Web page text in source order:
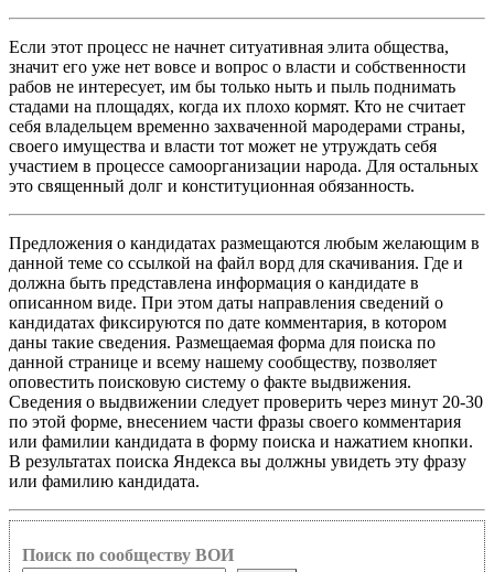
Если этот процесс не начнет ситуативная элита общества,
значит его уже нет вовсе и вопрос о власти и собственности
рабов не интересует, им бы только ныть и пыль поднимать
стадами на площадях, когда их плохо кормят. Кто не считает
себя владельцем временно захваченной мародерами страны,
своего имущества и власти тот может не утруждать себя
участием в процессе самоорганизации народа. Для остальных
это священный долг и конституционная обязанность.
Предложения о кандидатах размещаются любым желающим в
данной теме со ссылкой на файл ворд для скачивания. Где и
должна быть представлена информация о кандидате в
описанном виде. При этом даты направления сведений о
кандидатах фиксируются по дате комментария, в котором
даны такие сведения. Размещаемая форма для поиска по
данной странице и всему нашему сообществу, позволяет
оповестить поисковую систему о факте выдвижения.
Сведения о выдвижении следует проверить через минут 20-30
по этой форме, внесением части фразы своего комментария
или фамилии кандидата в форму поиска и нажатием кнопки.
В результатах поиска Яндекса вы должны увидеть эту фразу
или фамилию кандидата.
Поиск по сообществу ВОИ